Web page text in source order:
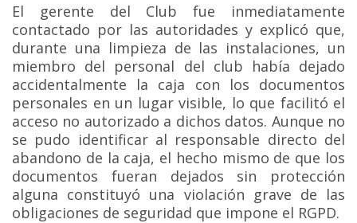
El gerente del Club fue inmediatamente
contactado por las autoridades y explicó que,
durante una limpieza de las instalaciones, un
miembro del personal del club había dejado
accidentalmente la caja con los documentos
personales en un lugar visible, lo que facilitó el
acceso no autorizado a dichos datos. Aunque no
se pudo identificar al responsable directo del
abandono de la caja, el hecho mismo de que los
documentos fueran dejados sin protección
alguna constituyó una violación grave de las
obligaciones de seguridad que impone el RGPD.